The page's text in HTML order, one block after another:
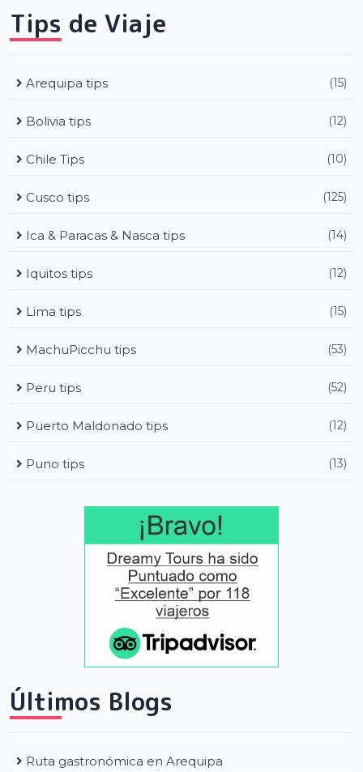
Tips de Viaje
Arequipa tips (15)
Bolivia tips (12)
Chile Tips (10)
Cusco tips (125)
Ica & Paracas & Nasca tips (14)
Iquitos tips (12)
Lima tips (15)
MachuPicchu tips (53)
Peru tips (52)
Puerto Maldonado tips (12)
Puno tips (13)
Últimos Blogs
Ruta gastronómica en Arequipa